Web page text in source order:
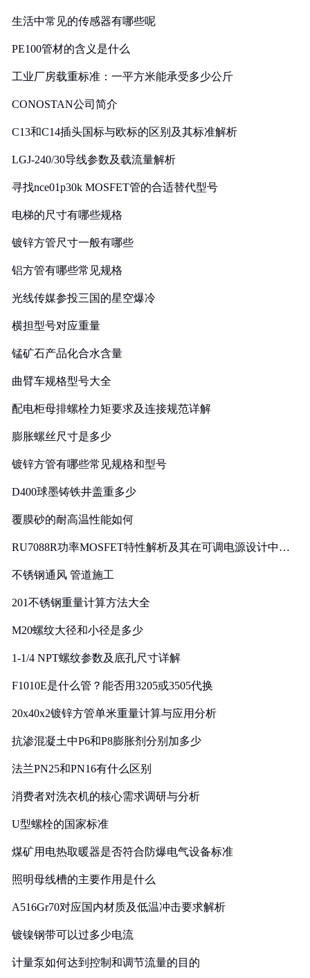
生活中常见的传感器有哪些呢
PE100管材的含义是什么
工业厂房载重标准：一平方米能承受多少公斤
CONOSTAN公司简介
C13和C14插头国标与欧标的区别及其标准解析
LGJ-240/30导线参数及载流量解析
寻找nce01p30k MOSFET管的合适替代型号
电梯的尺寸有哪些规格
镀锌方管尺寸一般有哪些
铝方管有哪些常见规格
光线传媒参投三国的星空爆冷
横担型号对应重量
锰矿石产品化合水含量
曲臂车规格型号大全
配电柜母排螺栓力矩要求及连接规范详解
膨胀螺丝尺寸是多少
镀锌方管有哪些常见规格和型号
D400球墨铸铁井盖重多少
覆膜砂的耐高温性能如何
RU7088R功率MOSFET特性解析及其在可调电源设计中的
不锈钢通风 管道施工
201不锈钢重量计算方法大全
M20螺纹大径和小径是多少
1-1/4 NPT螺纹参数及底孔尺寸详解
F1010E是什么管？能否用3205或3505代换
20x40x2镀锌方管单米重量计算与应用分析
抗渗混凝土中P6和P8膨胀剂分别加多少
法兰PN25和PN16有什么区别
消费者对洗衣机的核心需求调研与分析
U型螺栓的国家标准
煤矿用电热取暖器是否符合防爆电气设备标准
照明母线槽的主要作用是什么
A516Gr70对应国内材质及低温冲击要求解析
镀镍钢带可以过多少电流
计量泵如何达到控制和调节流量的目的